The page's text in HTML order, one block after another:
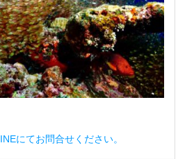
にてお問合せください。